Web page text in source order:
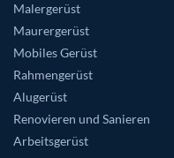
Malergerüst
Maurergerüst
Mobiles Gerüst
Rahmengerüst
Alugerüst
Renovieren und Sanieren
Arbeitsgerüst